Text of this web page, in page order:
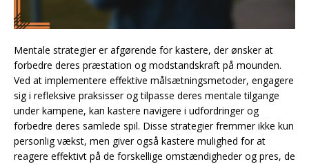
Mentale strategier er afgørende for kastere, der ønsker at
forbedre deres præstation og modstandskraft på mounden.
Ved at implementere effektive målsætningsmetoder, engagere
sig i refleksive praksisser og tilpasse deres mentale tilgange
under kampene, kan kastere navigere i udfordringer og
forbedre deres samlede spil. Disse strategier fremmer ikke kun
personlig vækst, men giver også kastere mulighed for at
reagere effektivt på de forskellige omstændigheder og pres, de